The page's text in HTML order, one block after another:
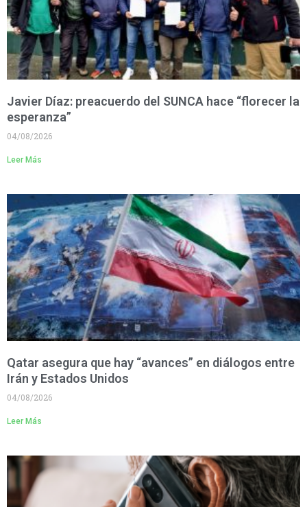
Javier Díaz: preacuerdo del SUNCA hace “florecer la
esperanza”
04/08/2026
Leer Más
Qatar asegura que hay “avances” en diálogos entre
Irán y Estados Unidos
04/08/2026
Leer Más